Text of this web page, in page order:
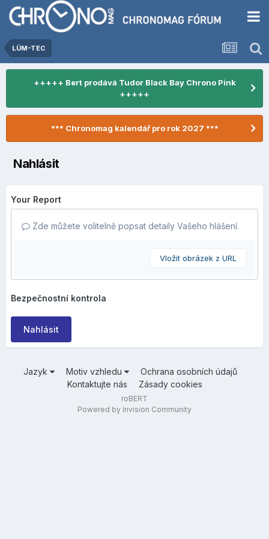
LÜM-TEC
+++++ Bert prodává Tudor Black Bay Chrono Pink
+++++
*** Chronomag kalendář pro rok 2027 ***
Nahlásit
Your Report
Zde můžete volitelně popsat detaily Vašeho hlášení.
Vložit obrázek z URL
Bezpečnostní kontrola
Nahlásit
Jazyk Motiv vzhledu
Ochrana osobních údajů
Kontaktujte nás
Zásady cookies
roBERT
Powered by Invision Community